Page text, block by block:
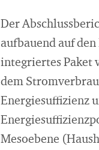
Der
aufbauend auf
integriertes Paket
dem
Energiesuffizienz
Mesoebene